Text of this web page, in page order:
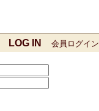
LOG IN 会員ログイン